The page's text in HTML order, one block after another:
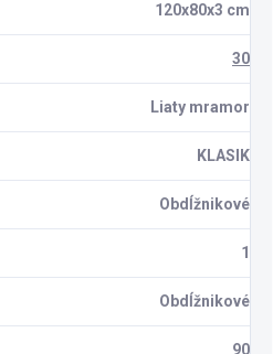
120x80x3 cm
30
Liaty mramor
KLASIK
Obdĺžnikové
1
Obdĺžnikové
90